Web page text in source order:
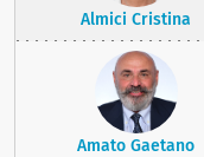
Almici Cristina
Amato Gaetano